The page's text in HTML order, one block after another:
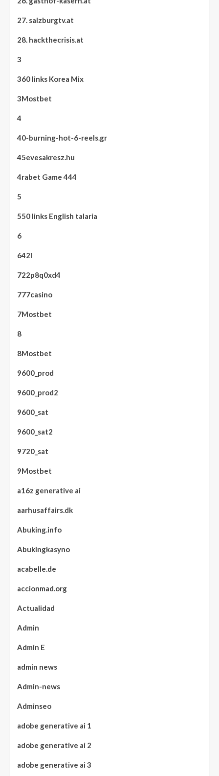
27. salzburgtv.at
28. hackthecrisis.at
3
360 links Korea Mix
3Mostbet
4
40-burning-hot-6-reels.gr
45evesakresz.hu
4rabet Game 444
5
550 links English talaria
6
642i
722p8q0xd4
777casino
7Mostbet
8
8Mostbet
9600_prod
9600_prod2
9600_sat
9600_sat2
9720_sat
9Mostbet
a16z generative ai
aarhusaffairs.dk
Abuking.info
Abukingkasyno
acabelle.de
accionmad.org
Actualidad
Admin
Admin E
admin news
Admin-news
Adminseo
adobe generative ai 1
adobe generative ai 2
adobe generative ai 3